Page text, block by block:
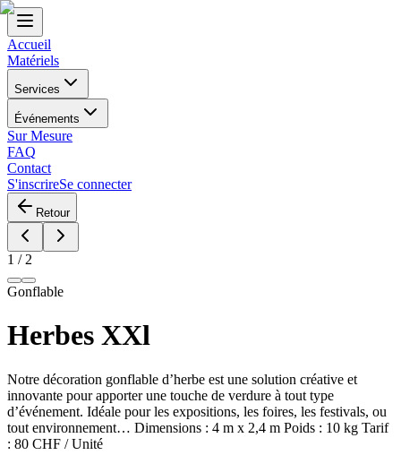
Accueil
Matériels
Services
Événements
Sur Mesure
FAQ
Contact
S'inscrireSe connecter
Retour
1 / 2
Gonflable
Herbes XXl
Notre décoration gonflable d’herbe est une solution créative et
innovante pour apporter une touche de verdure à tout type
d’événement. Idéale pour les expositions, les foires, les festivals, ou
tout environnement… Dimensions : 4 m x 2,4 m Poids : 10 kg Tarif
: 80 CHF / Unité